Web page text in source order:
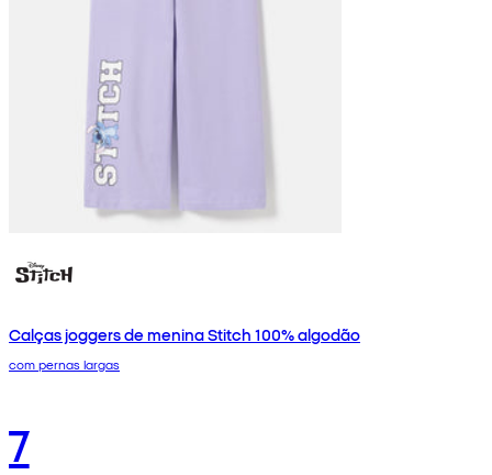
Calças joggers de menina Stitch 100% algodão
com pernas largas
7